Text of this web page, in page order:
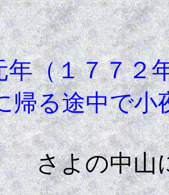
（１７７２
帰る途中で小
さよの中山